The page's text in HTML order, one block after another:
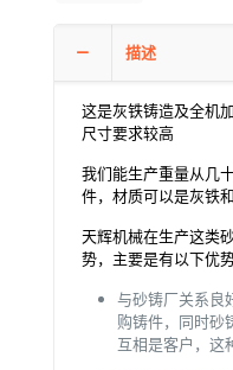
描述
这是灰铁铸造及全机
尺寸要求较高
我们能生产重量从几
件，材质可以是灰铁
天辉机械在生产这类
势，主要是有以下优势
与砂铸厂关系良
购铸件，同时砂
互相是客户，这